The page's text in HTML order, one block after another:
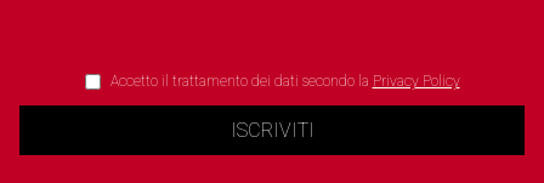
Accetto il trattamento dei dati secondo la Privacy Policy
ISCRIVITI